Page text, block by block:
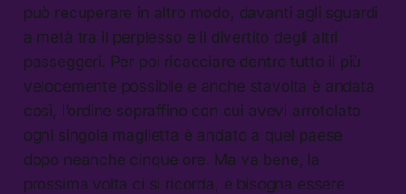
può recuperare in altro modo, davanti agli sguardi
a metà tra il perplesso e il divertito degli altri
passeggeri. Per poi ricacciare dentro tutto il più
velocemente possibile e anche stavolta è andata
così, l’ordine sopraffino con cui avevi arrotolato
ogni singola maglietta è andato a quel paese
dopo neanche cinque ore. Ma va bene, la
prossima volta ci si ricorda, e bisogna essere